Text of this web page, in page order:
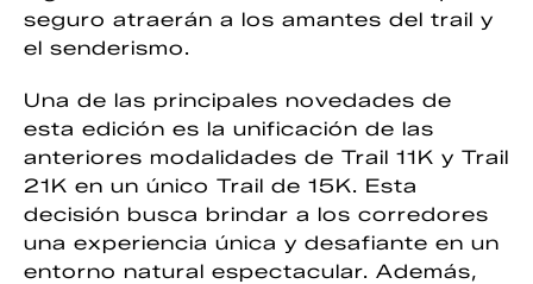
seguro atraerán a los amantes del trail y
el senderismo.
Una de las principales novedades de
esta edición es la unificación de las
anteriores modalidades de Trail 11K y Trail
21K en un único Trail de 15K. Esta
decisión busca brindar a los corredores
una experiencia única y desafiante en un
entorno natural espectacular. Además,